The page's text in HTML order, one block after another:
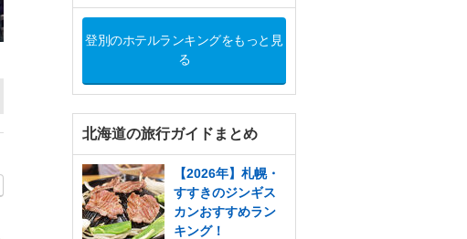
登別のホテルランキングをもっと見
る
北海道の旅行ガイドまとめ
【2026年】札幌・
すすきのジンギス
カンおすすめラン
キング！